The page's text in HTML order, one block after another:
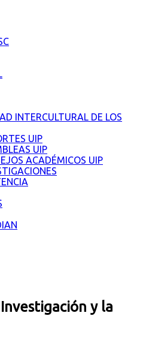
INTERCULTURAL DE LOS
UIP
UIP
ACADÉMICOS UIP
y la